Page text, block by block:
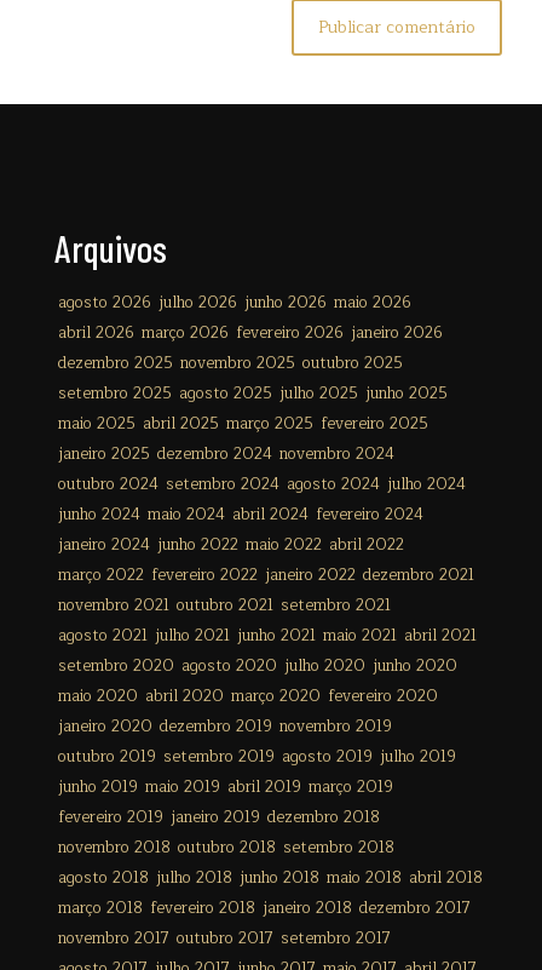
Arquivos
agosto 2026 julho 2026 junho 2026 maio 2026
abril 2026 março 2026 fevereiro 2026 janeiro 2026
dezembro 2025 novembro 2025 outubro 2025
setembro 2025 agosto 2025 julho 2025 junho 2025
maio 2025 abril 2025 março 2025 fevereiro 2025
janeiro 2025 dezembro 2024 novembro 2024
outubro 2024 setembro 2024 agosto 2024 julho 2024
junho 2024 maio 2024 abril 2024 fevereiro 2024
janeiro 2024 junho 2022 maio 2022 abril 2022
março 2022 fevereiro 2022 janeiro 2022 dezembro 2021
novembro 2021 outubro 2021 setembro 2021
agosto 2021 julho 2021 junho 2021 maio 2021 abril 2021
setembro 2020 agosto 2020 julho 2020 junho 2020
maio 2020 abril 2020 março 2020 fevereiro 2020
janeiro 2020 dezembro 2019 novembro 2019
outubro 2019 setembro 2019 agosto 2019 julho 2019
junho 2019 maio 2019 abril 2019 março 2019
fevereiro 2019 janeiro 2019 dezembro 2018
novembro 2018 outubro 2018 setembro 2018
agosto 2018 julho 2018 junho 2018 maio 2018 abril 2018
março 2018 fevereiro 2018 janeiro 2018 dezembro 2017
novembro 2017 outubro 2017 setembro 2017